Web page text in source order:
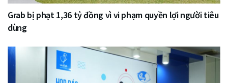
Grab bị phạt 1,36 tỷ đồng vì vi phạm quyền lợi người tiêu
dùng